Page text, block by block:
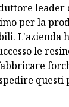
leader
per la
L'azienda
le